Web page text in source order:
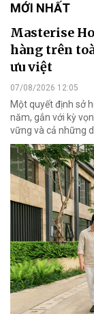
MỚI NHẤT
Masterise
hàng trên
ưu việt
07/08/2026 12:05
Một quyết định sở
năm, gắn với kỳ
vững và cả những